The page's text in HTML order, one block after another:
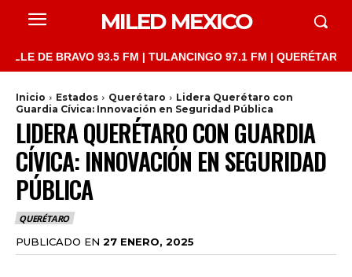
MILED MEXICO
BRAVO 93.5 FM | TULANCINGO 97.1 FM | QUERÉTARO
Inicio Estados Querétaro
Lidera Querétaro con
Guardia Cívica: Innovación en Seguridad Pública
LIDERA QUERÉTARO CON GUARDIA
CÍVICA: INNOVACIÓN EN SEGURIDAD
PÚBLICA
QUERÉTARO
PUBLICADO EN 27 ENERO, 2025